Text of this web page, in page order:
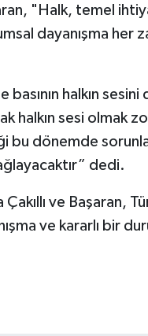
"Halk, temel
dayanışma her
basının halkın
halkın sesi olmak
bu dönemde
dedi.
ve Başaran,
ve kararlı bir